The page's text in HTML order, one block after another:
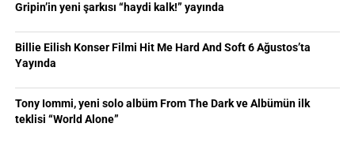
Gripin’in yeni şarkısı “haydi kalk!” yayında
Billie Eilish Konser Filmi Hit Me Hard And Soft 6 Ağustos’ta
Yayında
Tony Iommi, yeni solo albüm From The Dark ve Albümün ilk
teklisi “World Alone”